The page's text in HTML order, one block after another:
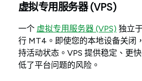
虚拟专用服务器 (VPS)
一个 虚拟专用服务器 (VPS) 独立
行 MT4。即使您的本地设备关闭
持活动状态。VPS 提供稳定、更
低了平台问题的风险。